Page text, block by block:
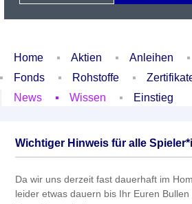
Xetra Realtime
Watchlist
Home Aktien Anleihen
Fonds
Rohstoffe
News
Wissen Einstieg
Wichtiger Hinweis für alle
Da wir uns derzeit fast dauerhaft im
leider etwas dauern bis Ihr Euren